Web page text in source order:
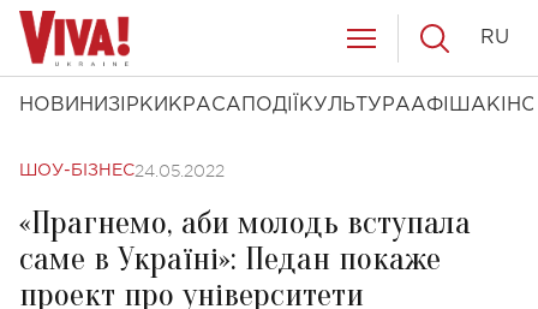
НОВИНИ ЗІРКИ КРАСА ПОДІЇ КУЛЬТУРААФІША КІНО
RU
ШОУ-БІЗНЕС24.05.2022
«Прагнемо, аби молодь вступала
саме в Україні»: Педан покаже
проект про університети